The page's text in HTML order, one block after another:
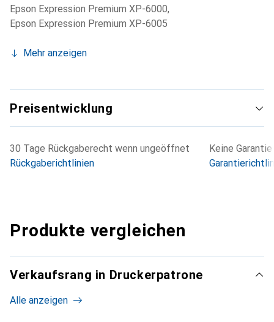
Epson Expression Premium XP-6000,
Epson Expression Premium XP-6005
Mehr anzeigen
Preisentwicklung
30 Tage Rückgaberecht wenn ungeöffnet
Rückgaberichtlinien
Keine Garantie
Produkte vergleichen
Verkaufsrang in Druckerpatrone
Alle anzeigen